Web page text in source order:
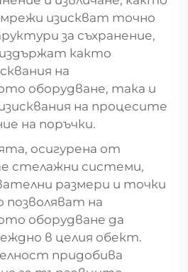
изискват точно
за съхранение,
както
на
оборудване, така и
на процесите
на поръчки.
осигурена от
стелажни системи,
размери и точки
позволяват на
оборудване да
в целия обект.
придобива